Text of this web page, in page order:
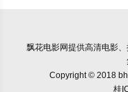
飘花电影网提供高清电影
Copyright © 2018
桂